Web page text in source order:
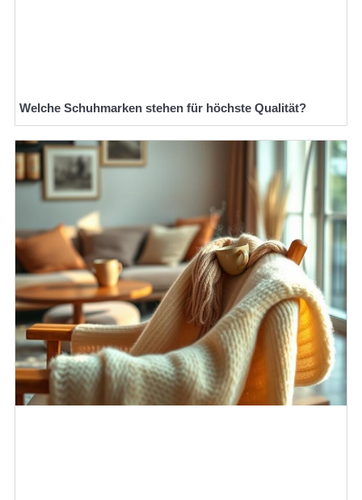
Welche Schuhmarken stehen für höchste Qualität?